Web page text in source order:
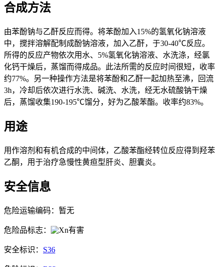
合成方法
由苯酚钠与乙酐反应而得。将苯酚加入15%的氢氧化钠溶液
中，搅拌溶解配制成酚钠溶液，加入乙酐，于30-40℃反应。
所得的反应产物依次用水、5%氢氧化钠溶液、水洗涤，经氯
化钙干燥后，蒸馏而得成品。此法所需的反应时间很短，收率
约77%。另一种操作方法是将苯酚和乙酐一起加热至沸，回流
3h，冷却后依次进行水洗、碱洗、水洗，经无水硫酸钠干燥
后，蒸馏收集190-195℃馏分，好为乙酸苯酯。收率约83%。
用途
用作溶剂和有机合成的中间体，乙酸苯酯经转位反应得到羟苯
乙酮，用于治疗急慢性黄疸型肝炎、胆囊炎。
安全信息
危险运输编码：暂无
危险品标志： 有害
安全标识： S36